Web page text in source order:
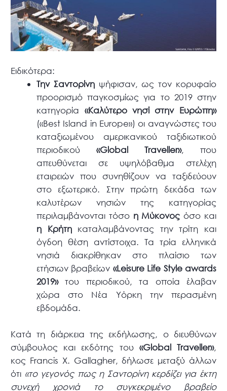
Ειδικότερα:
Την Σαντορίνηψήφισαν, ως τον κορυφαίο
προορισμό παγκοσμίως για το 2019 στην
κατηγορία «Καλύτερο νησί στην Ευρώπη»
(«Best Island in Europe») οι αναγνώστες του
καταξιωμένου αμερικανικού ταξιδιωτικού
περιοδικού«Global Traveller», που
απευθύνεται σε υψηλόβαθμα στελέχη
εταιρειών που συνηθίζουν να ταξιδεύουν
στο εξωτερικό. Στην πρώτη δεκάδα των
καλυτέρων νησιών της κατηγορίας
περιλαμβάνονται τόσο η Μύκονος όσο και
η Κρήτηκαταλαμβάνοντας την τρίτη και
όγδοη θέση αντίστοιχα. Τα τρία ελληνικά
νησιά διακρίθηκαν στο πλαίσιο των
ετήσιων βραβείων «Leisure Life Style awards
2019»του περιοδικού, τα οποία έλαβαν
χώρα στο Νέα Υόρκη την περασμένη
εβδομάδα.
Κατά τη διάρκεια της εκδήλωσης, ο διευθύνων
σύμβουλος και εκδότης του «Global Traveller»,
κος Francis X. Gallagher, δήλωσε μεταξύ άλλων
ότι «το γεγονός πως η Σαντορίνη κερδίζει για έκτη
συνεχή χρονιά το συγκεκριμένο βραβείο